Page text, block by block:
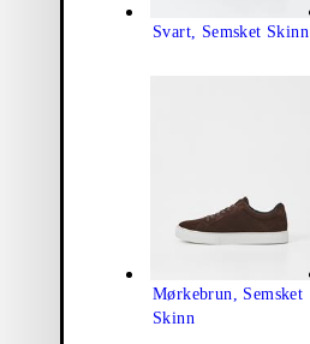
Svart, Semsket Skinn
Mørkebrun, Semsket
Skinn